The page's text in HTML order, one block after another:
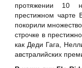
протяжении 10
престижном чарте
покорили
строчке в
как Деди Гага,
австралийских